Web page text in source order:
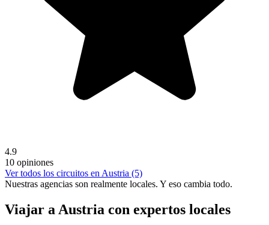
4.9
10 opiniones
Ver todos los circuitos en Austria (5)
Nuestras agencias son realmente locales. Y eso cambia todo.
Viajar a Austria con expertos locales